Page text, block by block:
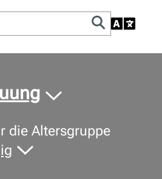
die Altersgruppe